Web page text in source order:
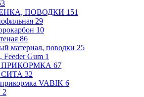
ПОВОДКИ 151
29
10
86
материал, поводки 25
Feeder Gum 1
ПРИКОРМКА 67
32
VABIK 6
2